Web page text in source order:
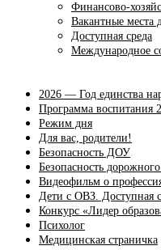
Финансово-
Вакантные места
Доступная среда
Международное
2026 — Год единства
Программа воспитания
Режим дня
Для вас, родители!
Безопасность ДОУ
Безопасность
Видеофильм о
Дети с ОВЗ. Доступная
Конкурс «Лидер
Психолог
Медицинская страничка